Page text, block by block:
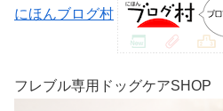
にほんブログ村
フレブル専用ドッグケアSHOP